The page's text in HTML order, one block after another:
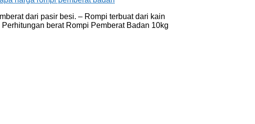
dari pasir besi. – Rompi terbuat dari kain
berat Rompi Pemberat Badan 10kg